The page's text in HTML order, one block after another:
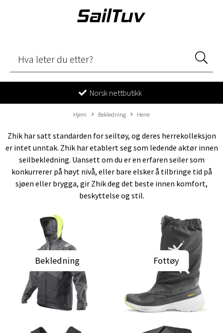
Norsk nettbutikk
Hjem Bekledning Herre
Zhik har satt standarden for seiltøy, og deres herrekolleksjon
er intet unntak. Zhik har etablert seg som ledende aktør innen
seilbekledning. Uansett om du er en erfaren seiler som
konkurrerer på høyt nivå, eller bare elsker å tilbringe tid på
sjøen eller brygga, gir Zhik deg det beste innen komfort,
beskyttelse og stil.
Bekledning Fottøy